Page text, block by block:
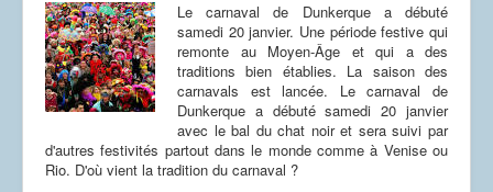
Le carnaval de Dunkerque a débuté
samedi 20 janvier. Une période festive qui
remonte au Moyen-Âge et qui a des
traditions bien établies. La saison des
carnavals est lancée. Le carnaval de
Dunkerque a débuté samedi 20 janvier
avec le bal du chat noir et sera suivi par
d'autres festivités partout dans le monde comme à Venise ou
Rio. D'où vient la tradition du carnaval ?